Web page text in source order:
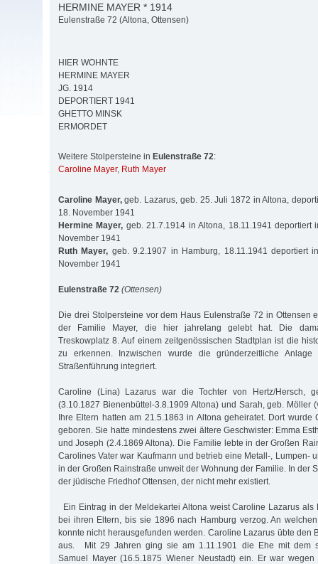
HERMINE MAYER * 1914
Eulenstraße 72 (Altona, Ottensen)
HIER WOHNTE
HERMINE MAYER
JG. 1914
DEPORTIERT 1941
GHETTO MINSK
ERMORDET
Weitere Stolpersteine in Eulenstraße 72:
Caroline Mayer, Ruth Mayer
Caroline Mayer,geb. Lazarus, geb. 25. Juli 1872 in Altona,
18. November 1941
Hermine Mayer, geb. 21.7.1914 in Altona, 18.11.1941 deportiert
November 1941
Ruth Mayer, geb. 9.2.1907 in Hamburg, 18.11.1941 deportiert
November 1941
Eulenstraße 72 (Ottensen)
Die drei Stolpersteine vor dem Haus Eulenstraße 72 in Ottensen
der Familie Mayer, die hier jahrelang gelebt hat. Die
Treskowplatz 8. Auf einem zeitgenössischen Stadtplan ist die
zu erkennen. Inzwischen wurde die gründerzeitliche
Straßenführung integriert.
Caroline (Lina) Lazarus war die Tochter von Hertz/Hersch,
(3.10.1827 Bienenbüttel-3.8.1909 Altona) und Sarah, geb. Möller
Ihre Eltern hatten am 21.5.1863 in Altona geheiratet. Dort wurde
geboren. Sie hatte mindestens zwei ältere Geschwister: Emma
und Joseph (2.4.1869 Altona). Die Familie lebte in der Großen
Carolines Vater war Kaufmann und betrieb eine Metall-, Lumpen-
in der Großen Rainstraße unweit der Wohnung der Familie. In der
der jüdische Friedhof Ottensen, der nicht mehr existiert.
Ein Eintrag in der Meldekartei Altona weist Caroline Lazarus als
bei ihren Eltern, bis sie 1896 nach Hamburg verzog. An
konnte nicht herausgefunden werden. Caroline Lazarus übte den
aus. Mit 29 Jahren ging sie am 1.11.1901 die Ehe mit dem
Samuel Mayer (16.5.1875 Wiener Neustadt) ein. Er war